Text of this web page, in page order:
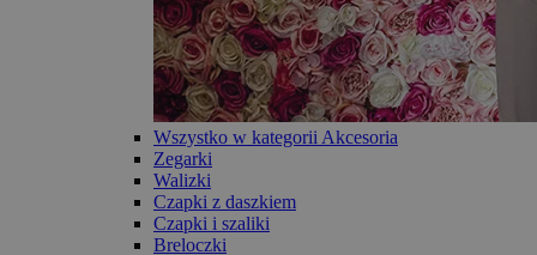
Wszystko w kategorii Akcesoria
Zegarki
Walizki
Czapki z daszkiem
Czapki i szaliki
Breloczki